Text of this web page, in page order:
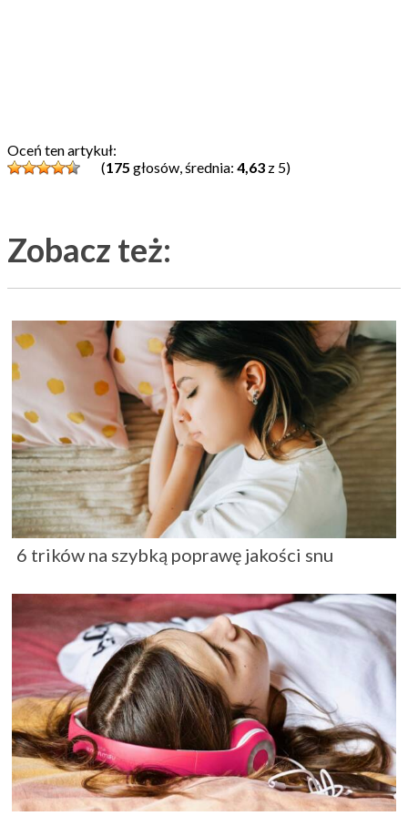
Oceń ten artykuł:
(175 głosów, średnia: 4,63 z 5)
Zobacz też:
6 trików na szybką poprawę jakości snu